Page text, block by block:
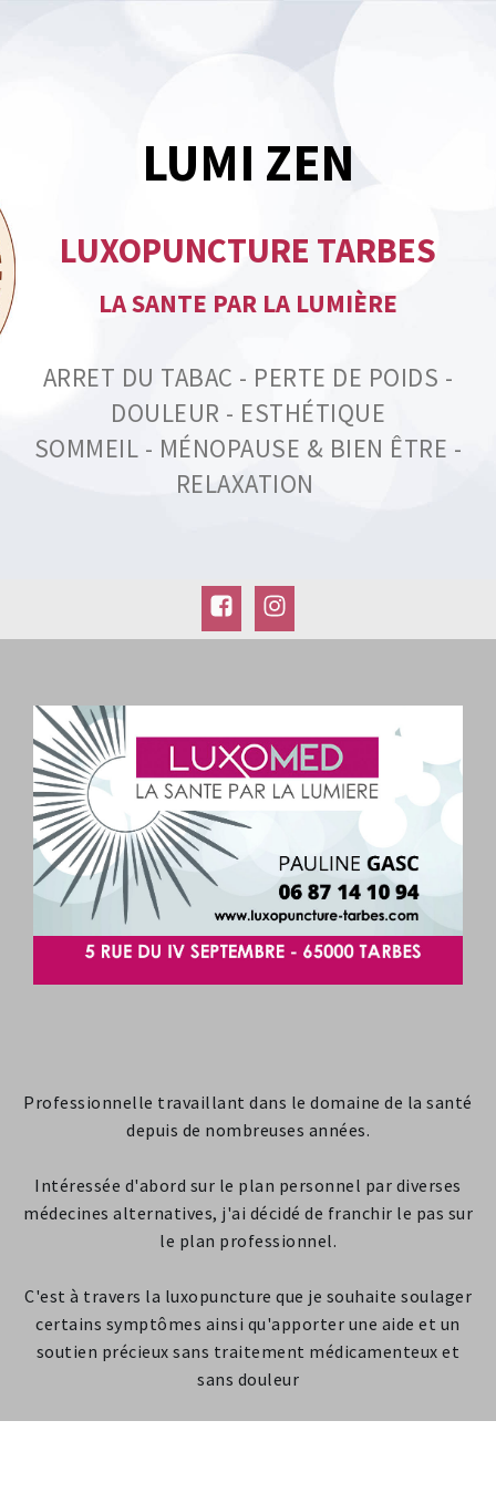
LUMI ZEN
LUXOPUNCTURE TARBES
LA SANTE PAR LA LUMIÈRE
ARRET DU TABAC - PERTE DE POIDS -
DOULEUR - ESTHÉTIQUE
SOMMEIL - MÉNOPAUSE & BIEN ÊTRE -
RELAXATION
Professionnelle travaillant dans le domaine de la santé
depuis de nombreuses années.
Intéressée d'abord sur le plan personnel par diverses
médecines alternatives, j'ai décidé de franchir le pas sur
le plan professionnel.
C'est à travers la luxopuncture que je souhaite soulager
certains symptômes ainsi qu'apporter une aide et un
soutien précieux sans traitement médicamenteux et
sans douleur